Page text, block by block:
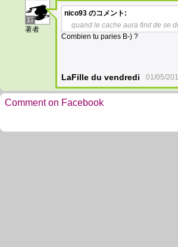
17
著者
nico93 のコメント:
quand le cache aura finit de se
Combien tu paries B-) ?
LaFille du vendredi 01/05/
Comment on Facebook